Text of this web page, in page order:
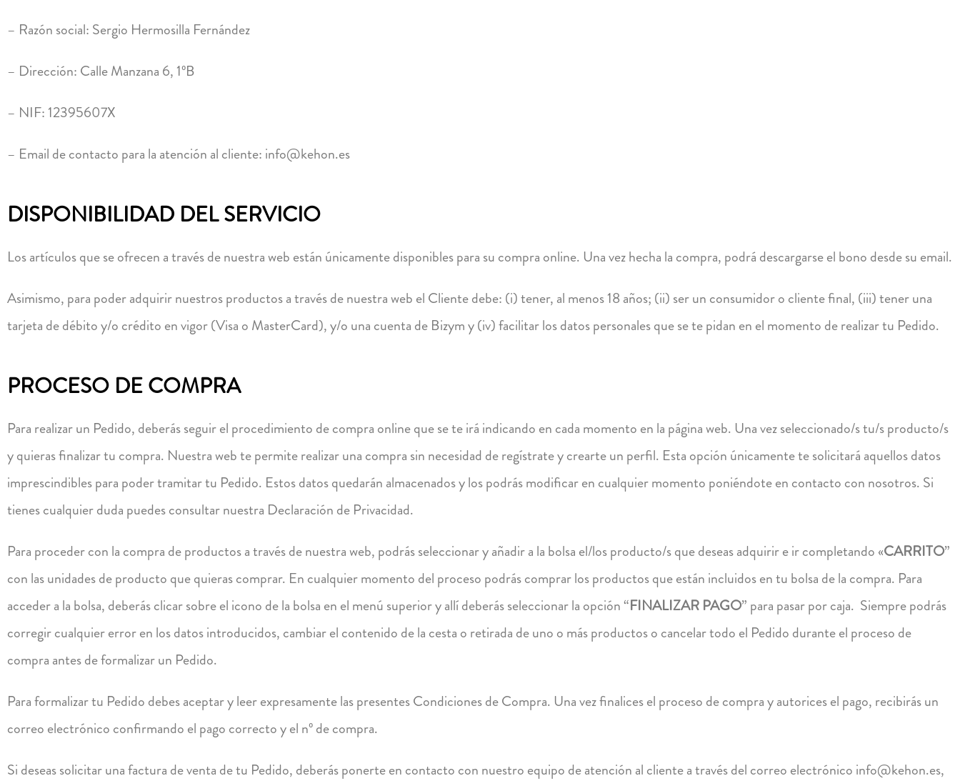
– Razón social: Sergio Hermosilla Fernández
– Dirección: Calle Manzana 6, 1ºB
– NIF: 12395607X
– Email de contacto para la atención al cliente: info@kehon.es
DISPONIBILIDAD DEL SERVICIO
Los artículos que se ofrecen a través de nuestra web están únicamente disponibles para su compra online. Una vez hecha la compra, podrá descargarse el bono desde su email.
Asimismo, para poder adquirir nuestros productos a través de nuestra web el Cliente debe: (i) tener, al menos 18 años; (ii) ser un consumidor o cliente final, (iii) tener una
tarjeta de débito y/o crédito en vigor (Visa o MasterCard), y/o una cuenta de Bizym y (iv) facilitar los datos personales que se te pidan en el momento de realizar tu Pedido.
PROCESO DE COMPRA
Para realizar un Pedido, deberás seguir el procedimiento de compra online que se te irá indicando en cada momento en la página web. Una vez seleccionado/s tu/s producto/s
y quieras finalizar tu compra. Nuestra web te permite realizar una compra sin necesidad de regístrate y crearte un perfil. Esta opción únicamente te solicitará aquellos datos
imprescindibles para poder tramitar tu Pedido. Estos datos quedarán almacenados y los podrás modificar en cualquier momento poniéndote en contacto con nosotros. Si
tienes cualquier duda puedes consultar nuestra Declaración de Privacidad.
Para proceder con la compra de productos a través de nuestra web, podrás seleccionar y añadir a la bolsa el/los producto/s que deseas adquirir e ir completando «CARRITO”
con las unidades de producto que quieras comprar. En cualquier momento del proceso podrás comprar los productos que están incluidos en tu bolsa de la compra. Para
acceder a la bolsa, deberás clicar sobre el icono de la bolsa en el menú superior y allí deberás seleccionar la opción “FINALIZAR PAGO” para pasar por caja. Siempre podrás
corregir cualquier error en los datos introducidos, cambiar el contenido de la cesta o retirada de uno o más productos o cancelar todo el Pedido durante el proceso de
compra antes de formalizar un Pedido.
Para formalizar tu Pedido debes aceptar y leer expresamente las presentes Condiciones de Compra. Una vez finalices el proceso de compra y autorices el pago, recibirás un
correo electrónico confirmando el pago correcto y el nº de compra.
Si deseas solicitar una factura de venta de tu Pedido, deberás ponerte en contacto con nuestro equipo de atención al cliente a través del correo electrónico info@kehon.es,